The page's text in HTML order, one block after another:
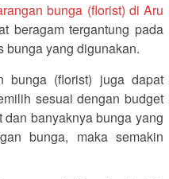
bunga (florist) di Aru
beragam tergantung pada
bunga yang digunakan.
bunga (florist) juga dapat
sesuai dengan budget
banyaknya bunga yang
bunga, maka semakin